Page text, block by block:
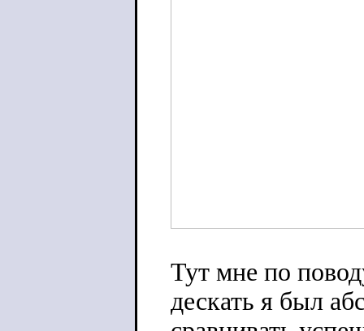
Тут мне по
дескать я был